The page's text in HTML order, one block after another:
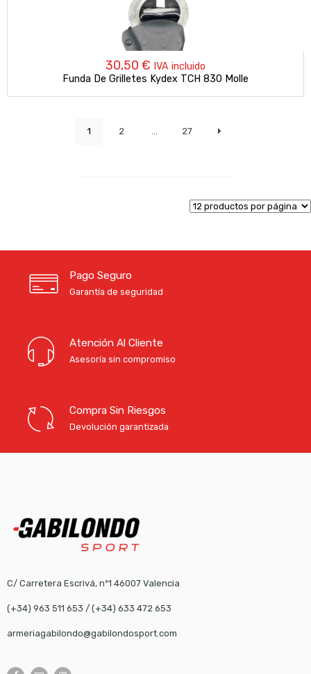
30,50 € IVA incluido
Funda De Grilletes Kydex TCH 830 Molle
1 2 … 27
Pago Seguro
Garantía de seguridad
Atención Al Cliente
Asesoría sin compromiso
Compra Sin Riesgos
Devolución garantizada
C/ Carretera Escrivá, nº1 46007 Valencia
(+34) 963 511 653 / (+34) 633 472 653
armeriagabilondo@gabilondosport.com